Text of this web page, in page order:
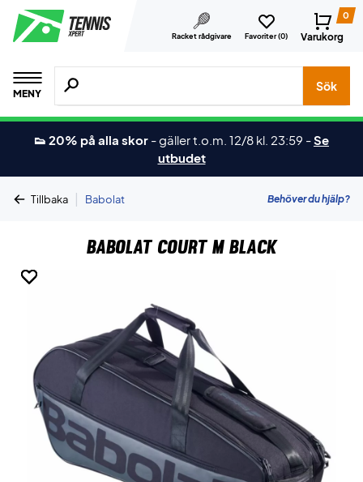
Racket rådgivare Favoriter (0)
0
Varukorg
MENY
Sök efter produkter, märken osv.
Sök
👟 20% på alla skor -gäller t.o.m. 12/8 kl. 23:59 -Se
utbudet
Tillbaka | Babolat Behöver du hjälp?
Babolat Court M Black